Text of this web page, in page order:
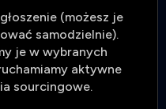
(możesz je
samodzielnie).
je w wybranych
aktywne
sourcingowe.